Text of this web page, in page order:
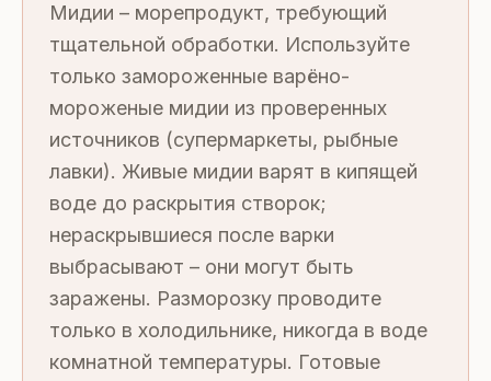
Мидии – морепродукт, требующий
тщательной обработки. Используйте
только замороженные варёно-
мороженые мидии из проверенных
источников (супермаркеты, рыбные
лавки). Живые мидии варят в кипящей
воде до раскрытия створок;
нераскрывшиеся после варки
выбрасывают – они могут быть
заражены. Разморозку проводите
только в холодильнике, никогда в воде
комнатной температуры. Готовые